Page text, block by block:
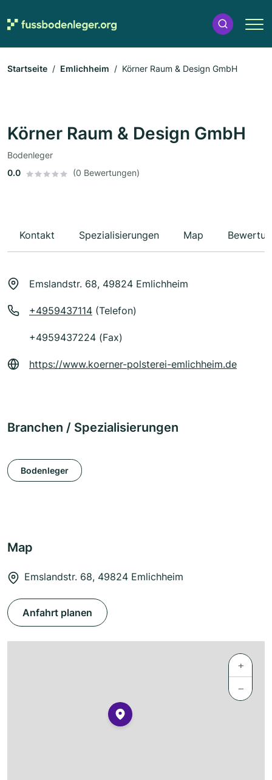
Startseite Emlichheim Körner Raum & Design GmbH
Körner Raum & Design GmbH
Bodenleger
0.0
(0 Bewertungen)
Kontakt Spezialisierungen Map
Emslandstr. 68, 49824 Emlichheim
+4959437114 (Telefon)
+4959437224 (Fax)
https://www.koerner-polsterei-emlichheim.de
Branchen / Spezialisierungen
Bodenleger
Map
Emslandstr. 68, 49824 Emlichheim
Anfahrt planen
+
−